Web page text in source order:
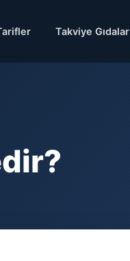
Takviye Gıdalar